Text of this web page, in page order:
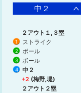
中２
２アウト１,３塁
1 ストライク
2 ボール
3 ボール
4
中２
+2 (梅野,堤)
２アウト２塁